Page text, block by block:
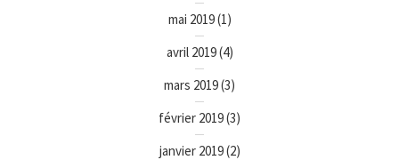
mai 2019(1)
avril 2019(4)
mars 2019(3)
février 2019(3)
janvier 2019(2)